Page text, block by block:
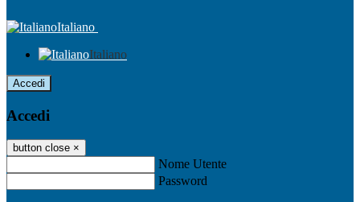
Italiano
Italiano
Accedi
Accedi
button close ×
Nome Utente
Password